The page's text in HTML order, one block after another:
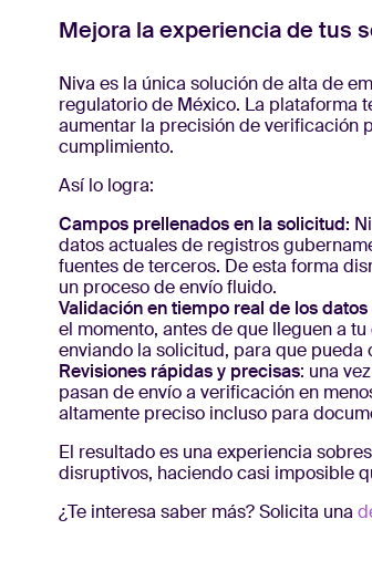
Mejora la experiencia de tus
Niva es la única solución de alta de
regulatorio de México. La plataforma
aumentar la precisión de verificación
cumplimiento.
Así lo logra:
Campos prellenados en la solicitud:
datos actuales de registros
fuentes de terceros. De esta forma
un proceso de envío fluido.
Validación en tiempo real de los
el momento, antes de que lleguen a
enviando la solicitud, para que
Revisiones rápidas y precisas: una
pasan de envío a verificación en
altamente preciso incluso para
El resultado es una experiencia
disruptivos, haciendo casi imposible
¿Te interesa saber más? Solicita una